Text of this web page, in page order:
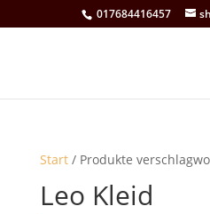
017684416457
Start/ Produkte
Leo Kleid